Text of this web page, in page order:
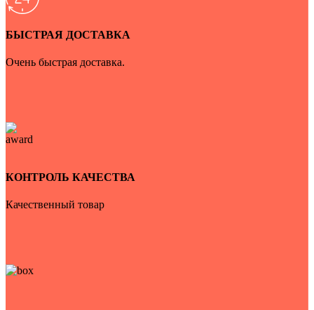
БЫСТРАЯ ДОСТАВКА
Очень быстрая доставка.
КОНТРОЛЬ КАЧЕСТВА
Качественный товар